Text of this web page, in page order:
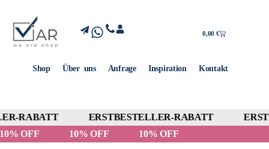
0,00 €
Shop Über uns Anfrage Inspiration Kontakt
RABATT ERSTBESTELLER-RABATT
10% OFF
10% OFF 10% OFF